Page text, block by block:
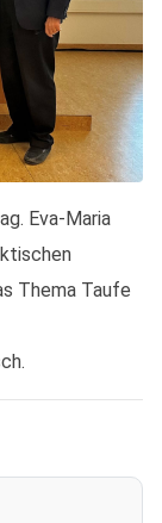
Eva-Maria
Thema Taufe